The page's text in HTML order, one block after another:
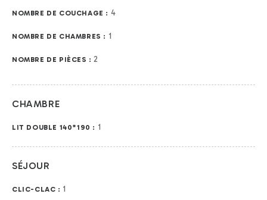
NOMBRE DE COUCHAGE : 4
NOMBRE DE CHAMBRES : 1
NOMBRE DE PIÈCES :2
CHAMBRE
LIT DOUBLE 140*190 : 1
SÉJOUR
CLIC-CLAC : 1